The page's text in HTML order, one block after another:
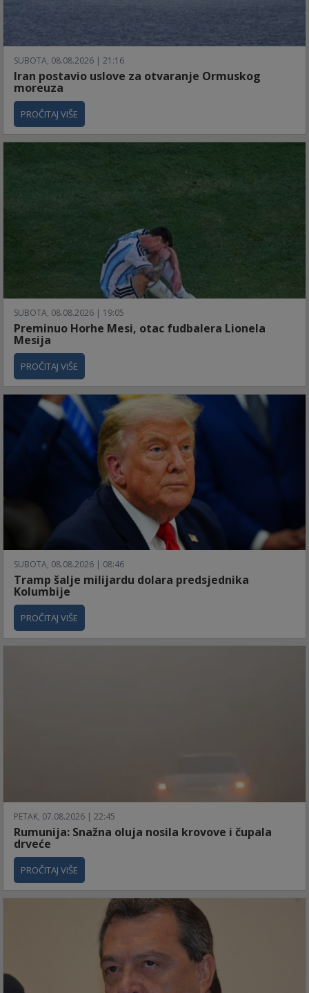
SUBOTA, 08.08.2026 | 21:16
Iran postavio uslove za otvaranje Ormuskog
moreuza
PROČITAJ VIŠE
SUBOTA, 08.08.2026 | 19:05
Preminuo Horhe Mesi, otac fudbalera Lionela
Mesija
PROČITAJ VIŠE
SUBOTA, 08.08.2026 | 08:46
Tramp šalje milijardu dolara predsjednika
Kolumbije
PROČITAJ VIŠE
PETAK, 07.08.2026 | 22:45
Rumunija: Snažna oluja nosila krovove i čupala
drveće
PROČITAJ VIŠE